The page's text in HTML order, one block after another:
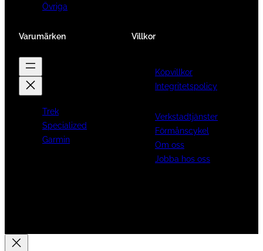
Övriga
Varumärken
Trek
Specialized
Garmin
Villkor
Köpvillkor
Integritetspolicy
Verkstadtjänster
Förmånscykel
Om oss
Jobba hos oss